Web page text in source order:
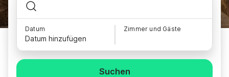
Datum
Datum hinzufügen
Zimmer und Gäste
Suchen